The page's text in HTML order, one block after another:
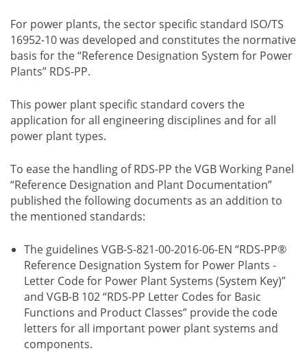
For power plants, the sector specific standard ISO/TS
16952-10 was developed and constitutes the normative
basis for the “Reference Designation System for Power
Plants” RDS-PP.
This power plant specific standard covers the
application for all engineering disciplines and for all
power plant types.
To ease the handling of RDS-PP the VGB Working Panel
“Reference Designation and Plant Documentation”
published the following documents as an addition to
the mentioned standards:
The guidelines VGB-S-821-00-2016-06-EN “RDS-PP®
Reference Designation System for Power Plants -
Letter Code for Power Plant Systems (System Key)”
and VGB-B 102 “RDS-PP Letter Codes for Basic
Functions and Product Classes” provide the code
letters for all important power plant systems and
components.